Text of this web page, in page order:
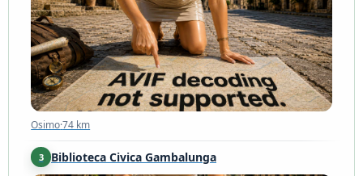
Osimo·74 km
Osimo·74 km
3 Biblioteca Civica Gambalunga